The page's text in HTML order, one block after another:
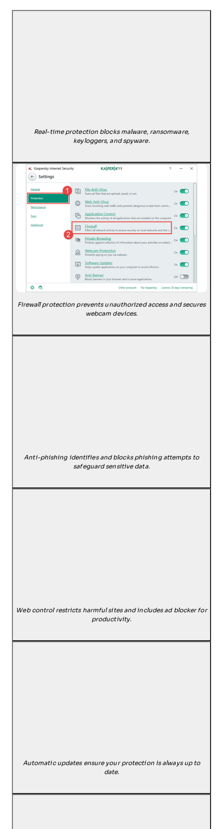
Real-time protection blocks malware, ransomware,
keyloggers, and spyware.
Firewall protection prevents unauthorized access and secures
webcam devices.
Anti-phishing identifies and blocks phishing attempts to
safeguard sensitive data.
Web control restricts harmful sites and includes ad blocker for
productivity.
Automatic updates ensure your protection is always up to
date.